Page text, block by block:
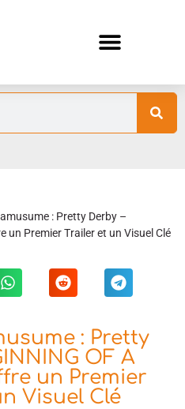
: Pretty Derby –
un Premier Trailer et un Visuel Clé
: Pretty
OF A
un Premier
Visuel Clé